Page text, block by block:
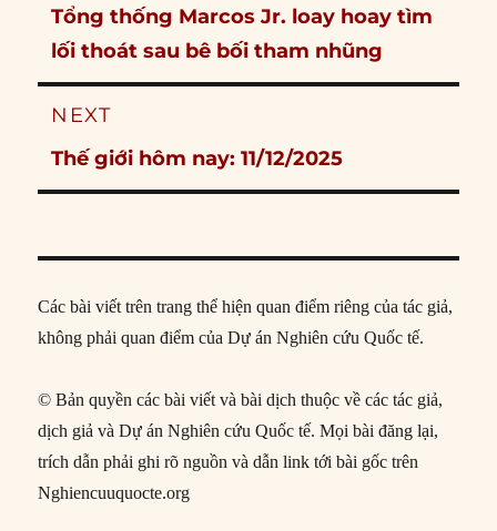
Previous
post:
Tổng thống Marcos Jr. loay hoay tìm
lối thoát sau bê bối tham nhũng
NEXT
Next
post:
Thế giới hôm nay: 11/12/2025
Các bài viết trên trang thể hiện quan điểm riêng của tác giả,
không phải quan điểm của Dự án Nghiên cứu Quốc tế.
© Bản quyền các bài viết và bài dịch thuộc về các tác giả,
dịch giả và Dự án Nghiên cứu Quốc tế. Mọi bài đăng lại,
trích dẫn phải ghi rõ nguồn và dẫn link tới bài gốc trên
Nghiencuuquocte.org